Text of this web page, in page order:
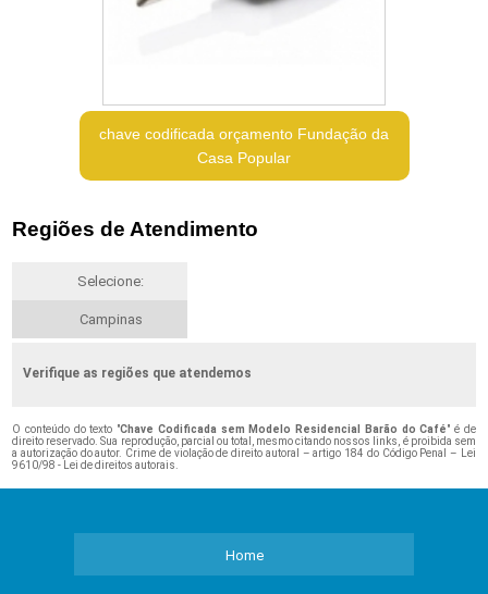
chave codificada orçamento Fundação da
Casa Popular
Regiões de Atendimento
Selecione:
Campinas
Verifique as regiões que atendemos
O conteúdo do texto "Chave Codificada sem Modelo Residencial Barão do Café" é de
direito reservado. Sua reprodução, parcial ou total, mesmo citando nossos links, é proibida sem
a autorização do autor. Crime de violação de direito autoral – artigo 184 do Código Penal –
Lei
9610/98 - Lei de direitos autorais
Home